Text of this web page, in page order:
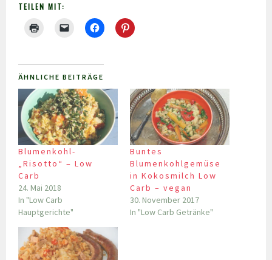
TEILEN MIT:
ÄHNLICHE BEITRÄGE
Blumenkohl-
„Risotto“ – Low
Carb
24. Mai 2018
In "Low Carb
Hauptgerichte"
Buntes
Blumenkohlgemüse
in Kokosmilch Low
Carb – vegan
30. November 2017
In "Low Carb Getränke"